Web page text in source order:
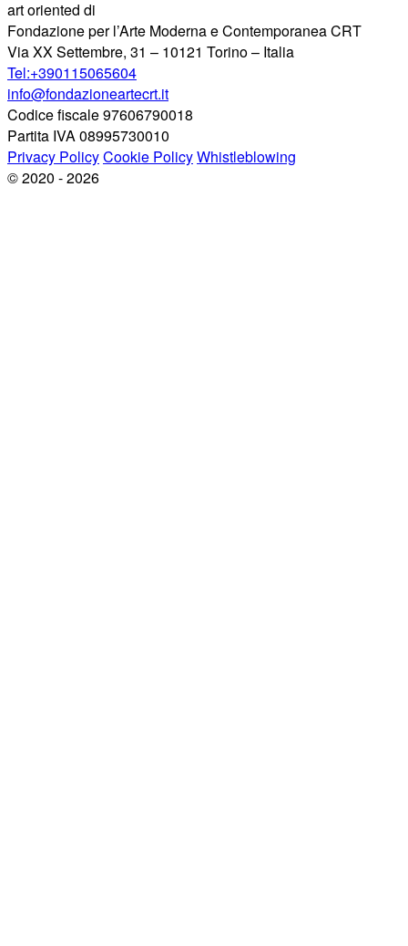
art oriented di
Fondazione per l’Arte Moderna e Contemporanea CRT
Via XX Settembre, 31 – 10121 Torino – Italia
Tel:+390115065604
info@fondazioneartecrt.it
Codice fiscale 97606790018
Partita IVA 08995730010
Privacy PolicyCookie PolicyWhistleblowing
© 2020 - 2026